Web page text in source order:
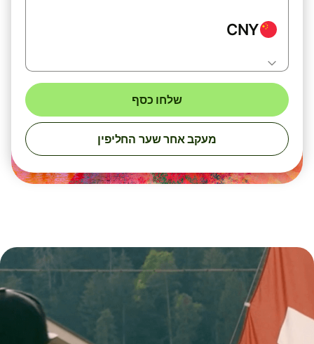
CNY
שלחו כסף
מעקב אחר שער החליפין